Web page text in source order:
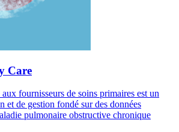
Care
fournisseurs de soins primaires est un
et de gestion fondé sur des données
pulmonaire obstructive chronique